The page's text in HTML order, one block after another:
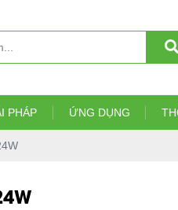
PHÁP ỨNG DỤNG